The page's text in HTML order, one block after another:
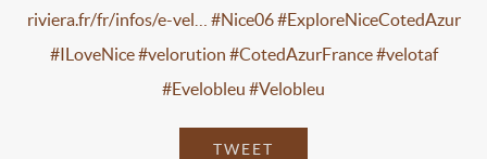
riviera.fr/fr/infos/e-vel…
#Nice06#ExploreNiceCotedAzur
#ILoveNice#velorution #CotedAzurFrance#velotaf
#Evelobleu #Velobleu
TWEET